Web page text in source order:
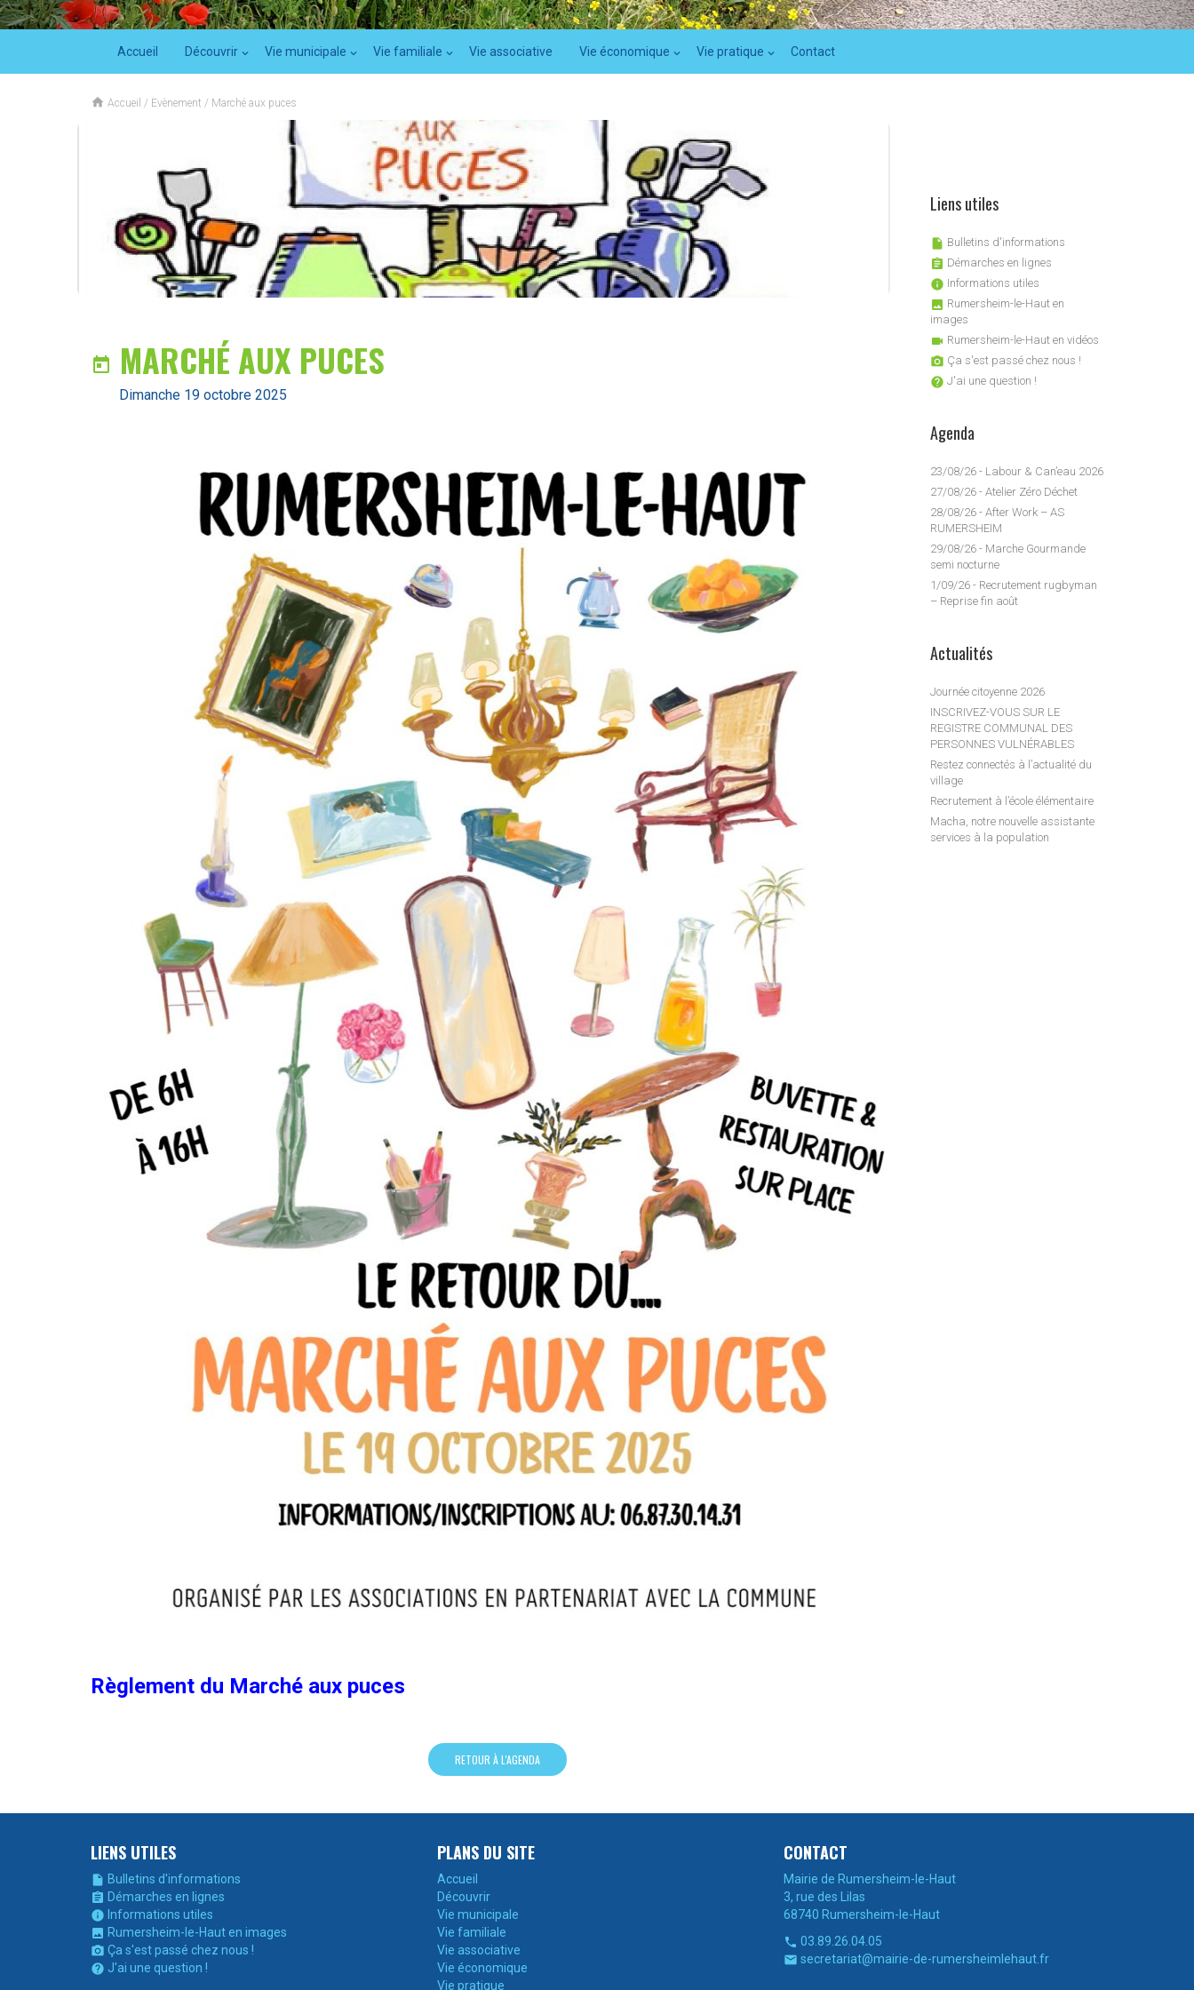
Accueil Découvrir Vie municipale Vie familiale Vie associative Vie économique Vie pratique Contact
 Accueil / Evènement / Marché aux puces
 MARCHÉ AUX PUCES
dimanche 19 octobre 2025
Règlement du Marché aux puces
RETOUR À L'AGENDA
Liens utiles
 Bulletins d'informations
 Démarches en lignes
 Informations utiles
 Rumersheim-le-Haut en
images
 Rumersheim-le-Haut en vidéos
 Ça s'est passé chez nous !
 J'ai une question !
Agenda
23/08/26 - Labour & Can’eau 2026
27/08/26 - Atelier Zéro Déchet
28/08/26 - After Work – AS
RUMERSHEIM
29/08/26 - Marche Gourmande
semi nocturne
1/09/26 - Recrutement rugbyman
– Reprise fin août
Actualités
Journée citoyenne 2026
INSCRIVEZ-VOUS SUR LE
REGISTRE COMMUNAL DES
PERSONNES VULNÉRABLES
Restez connectés à l’actualité du
village
Recrutement à l’école élémentaire
Macha, notre nouvelle assistante
services à la population
LIENS UTILES
 Bulletins d'informations
 Démarches en lignes
 Informations utiles
 Rumersheim-le-Haut en images
 Ça s'est passé chez nous !
 J'ai une question !
PLANS DU SITE
Accueil
Découvrir
Vie municipale
Vie familiale
Vie associative
Vie économique
Vie pratique
CONTACT
Mairie de Rumersheim-le-Haut
3, rue des Lilas
68740 Rumersheim-le-Haut
 03.89.26.04.05
 secretariat@mairie-de-rumersheimlehaut.fr